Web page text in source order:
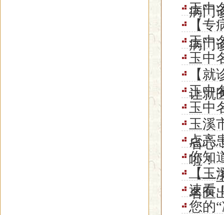
病门
玉中
【
病门
玉中
玉中
【
让就
玉中
玉中
玉溪
省心
点亮
啦！
你知
——玉
【玉
名医
速看
您的